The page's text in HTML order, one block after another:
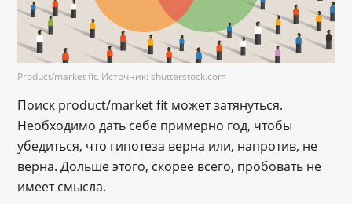
Product/market fit. Источник: shutterstock.com
Поиск product/market fit может затянуться.
Необходимо дать себе примерно год, чтобы
убедиться, что гипотеза верна или, напротив, не
верна. Дольше этого, скорее всего, пробовать не
имеет смысла.